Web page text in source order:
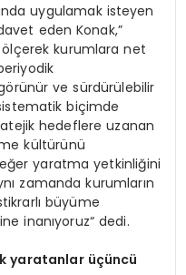
uygulamak isteyen
eden Konak,”
kurumlara net
ve sürdürülebilir
biçimde
hedeflere uzanan
kültürünü
yaratma yetkinliğini
zamanda kurumların
büyüme
inanıyoruz“ dedi.
yaratanlar üçüncü